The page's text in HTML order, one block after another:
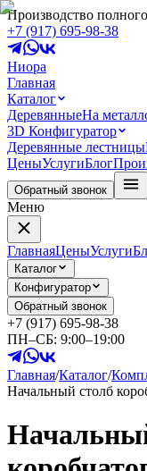
Производство
+7 (917) 695-98-38
Ниора
Главная
Каталог
ДеревянныеНа
3D Конфигуратор
Деревянные лестницы
ЦеныУслугиБлог
Обратный звонок
Меню
ГлавнаяЦеныУслуги
Каталог
Конфигуратор
Обратный звонок
+7 (917) 695-98-38
ПН–СБ: 9:00–19:00
Главная/Каталог/
Начальный столб